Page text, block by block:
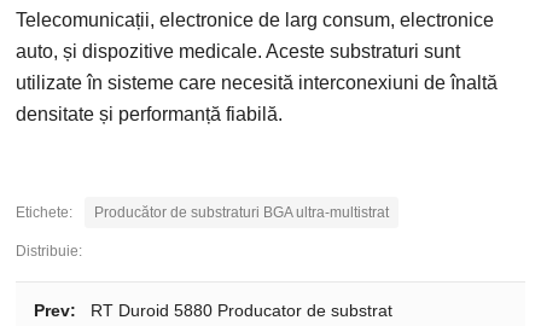
Telecomunicații, electronice de larg consum, electronice
auto, și dispozitive medicale. Aceste substraturi sunt
utilizate în sisteme care necesită interconexiuni de înaltă
densitate și performanță fiabilă.
Etichete: Producător de substraturi BGA ultra-multistrat
Distribuie:
Prev:
RT Duroid 5880 Producator de substrat